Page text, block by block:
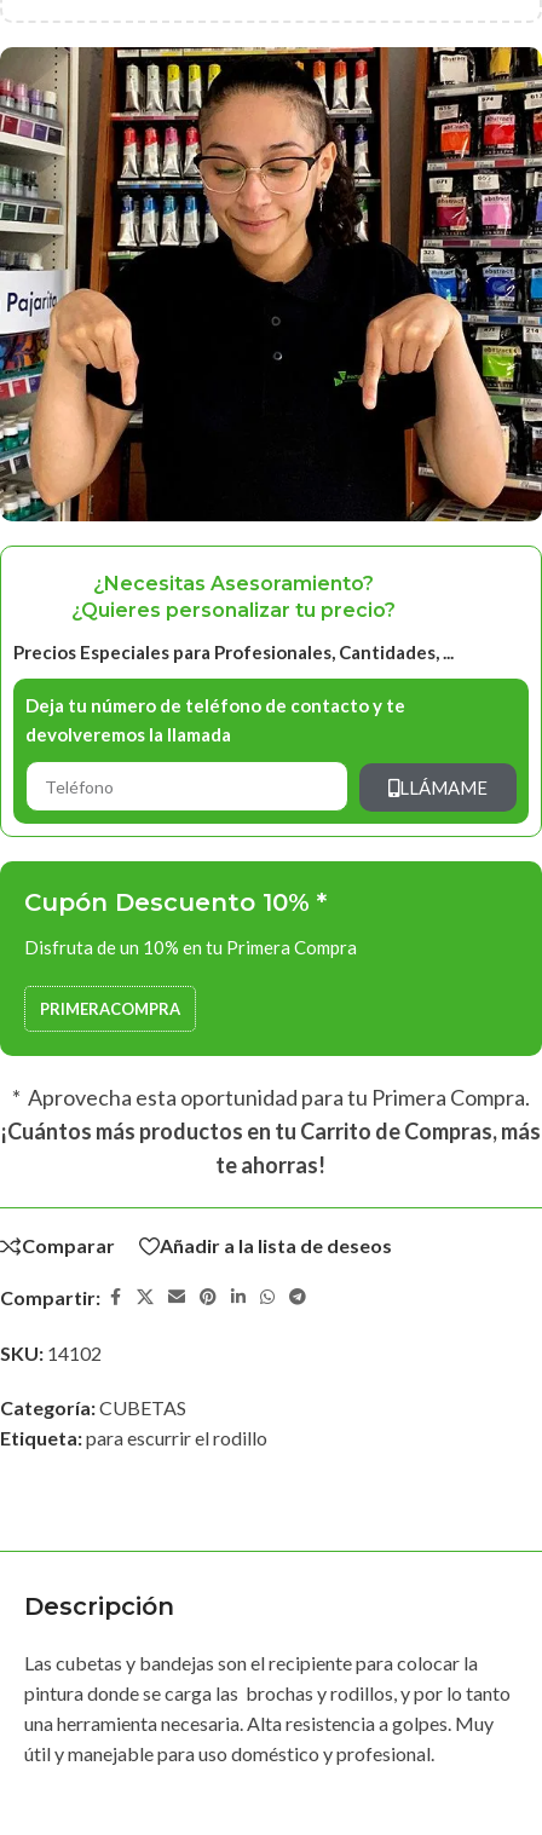
¿Necesitas Asesoramiento?
¿Quieres personalizar tu precio?
Precios Especiales para Profesionales, Cantidades, ...
Deja tu número de teléfono de contacto y te
devolveremos la llamada
LLÁMAME
Cupón Descuento 10% *
Disfruta de un 10% en tu Primera Compra
PRIMERACOMPRA
* Aprovecha esta oportunidad para tu Primera Compra.
¡Cuántos más productos en tu Carrito de Compras, más
te ahorras!
Comparar Añadir a la lista de deseos
Compartir:
SKU: 14102
Categoría:CUBETAS
Etiqueta:para escurrir el rodillo
Descripción
Las cubetas y bandejas son el recipiente para colocar la
pintura donde se carga las brochas y rodillos, y por lo tanto
una herramienta necesaria. Alta resistencia a golpes. Muy
útil y manejable para uso doméstico y profesional.